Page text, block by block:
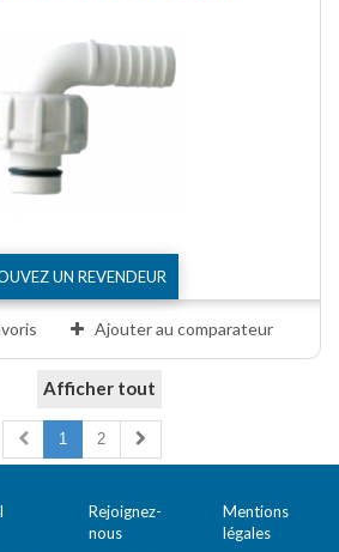
UN REVENDEUR
Ajouter au comparateur
Afficher tout
1 2
Rejoignez-
nous
Mentions
légales